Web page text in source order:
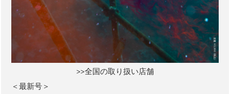
>>全国の取り扱い店舗
＜最新号＞